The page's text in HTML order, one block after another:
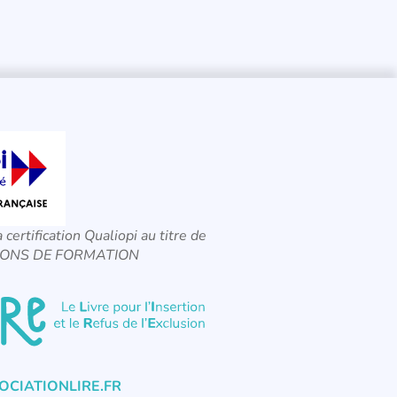
certification Qualiopi au titre de
DE FORMATION